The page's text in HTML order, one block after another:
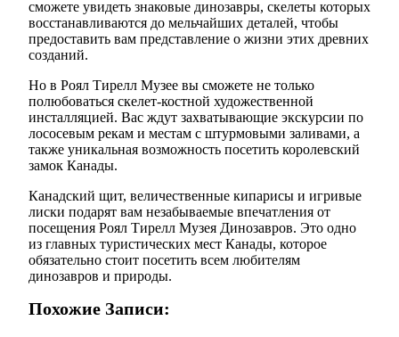
сможете увидеть знаковые динозавры, скелеты которых
восстанавливаются до мельчайших деталей, чтобы
предоставить вам представление о жизни этих древних
созданий.
Но в Роял Тирелл Музее вы сможете не только
полюбоваться скелет-костной художественной
инсталляцией. Вас ждут захватывающие экскурсии по
лососевым рекам и местам с штурмовыми заливами, а
также уникальная возможность посетить королевский
замок Канады.
Канадский щит, величественные кипарисы и игривые
лиски подарят вам незабываемые впечатления от
посещения Роял Тирелл Музея Динозавров. Это одно
из главных туристических мест Канады, которое
обязательно стоит посетить всем любителям
динозавров и природы.
Похожие Записи: